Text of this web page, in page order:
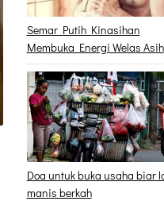
Semar Putih Kinasihan
Membuka Energi Welas Asih
Doa untuk buka usaha biar
manis berkah